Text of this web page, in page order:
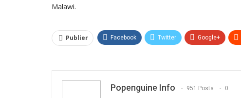
Malawi.
Publier Facebook Twitter Google+
Popenguine Info 951 Posts 0